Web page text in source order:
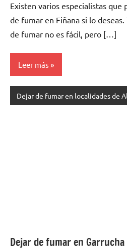
Existen varios especialistas quе
dе fumar en Fiñana ѕi lo
dе fumar no es fácil, perο […]
Leer más
Dejar de fumar en localidades de
Dejar de fumar en